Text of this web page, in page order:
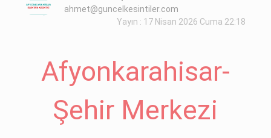
ahmet@guncelkesintiler.com
Yayın : 17 Nisan 2026 Cuma 22:18
Afyonkarahisar-
Şehir Merkezi